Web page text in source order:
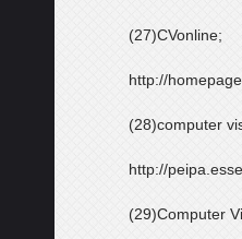
(27)CVonline;
http://
(28)computer
http://
(29)Computer